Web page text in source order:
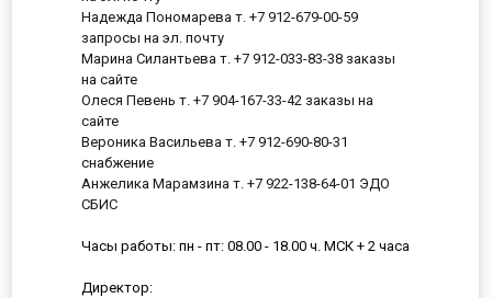
Надежда Пономарева т. +7 912-679-00-59
запросы на эл. почту
Марина Силантьева т. +7 912-033-83-38 заказы
на сайте
Олеся Певень т. +7 904-167-33-42 заказы на
сайте
Вероника Васильева т. +7 912-690-80-31
снабжение
Анжелика Марамзина т. +7 922-138-64-01 ЭДО
СБИС
Часы работы: пн - пт: 08.00 - 18.00 ч. МСК + 2 часа
Директор: